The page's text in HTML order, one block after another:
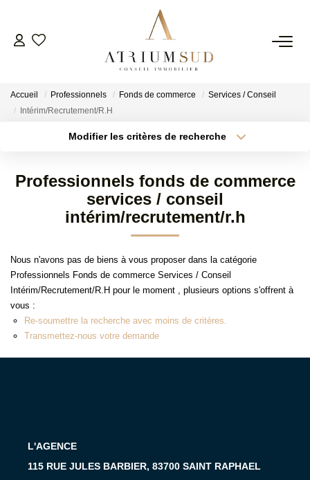
TRANSACTION
SYNDIC
ESTIMATION
AGENCE
MON COMPTE
Accueil Professionnels Fonds de commerce
Services / Conseil
Intérim/Recrutement/R.H
Modifier les critères de recherche
Type de bien
Créer une alerte
Professionnels fonds de commerce
services / conseil
intérim/recrutement/r.h
Nous n'avons pas de biens à vous proposer dans la catégorie
Professionnels Fonds de commerce Services / Conseil
Intérim/Recrutement/R.H pour le moment , plusieurs options s'offrent à
vous :
Re-soumettre la recherche avec moins de critères.
Transmettez-nous votre demande
L'AGENCE
115 RUE JULES BARBIER, 83700 SAINT RAPHAEL